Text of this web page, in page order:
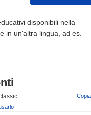
disponibili nella
in un'altra lingua, ad es.
Copia